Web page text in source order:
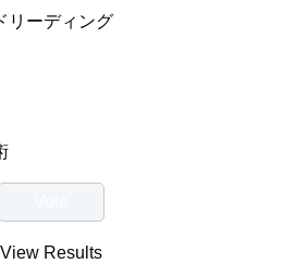
リーディング
View Results